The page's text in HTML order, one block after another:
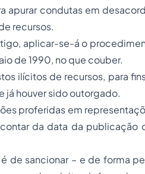
apurar condutas em
recursos.
aplicar-se-á o
de 1990, no que couber.
ilícitos de recursos, para
já houver sido outorgado.
proferidas em
da data da publicação
de sancionar – e de forma